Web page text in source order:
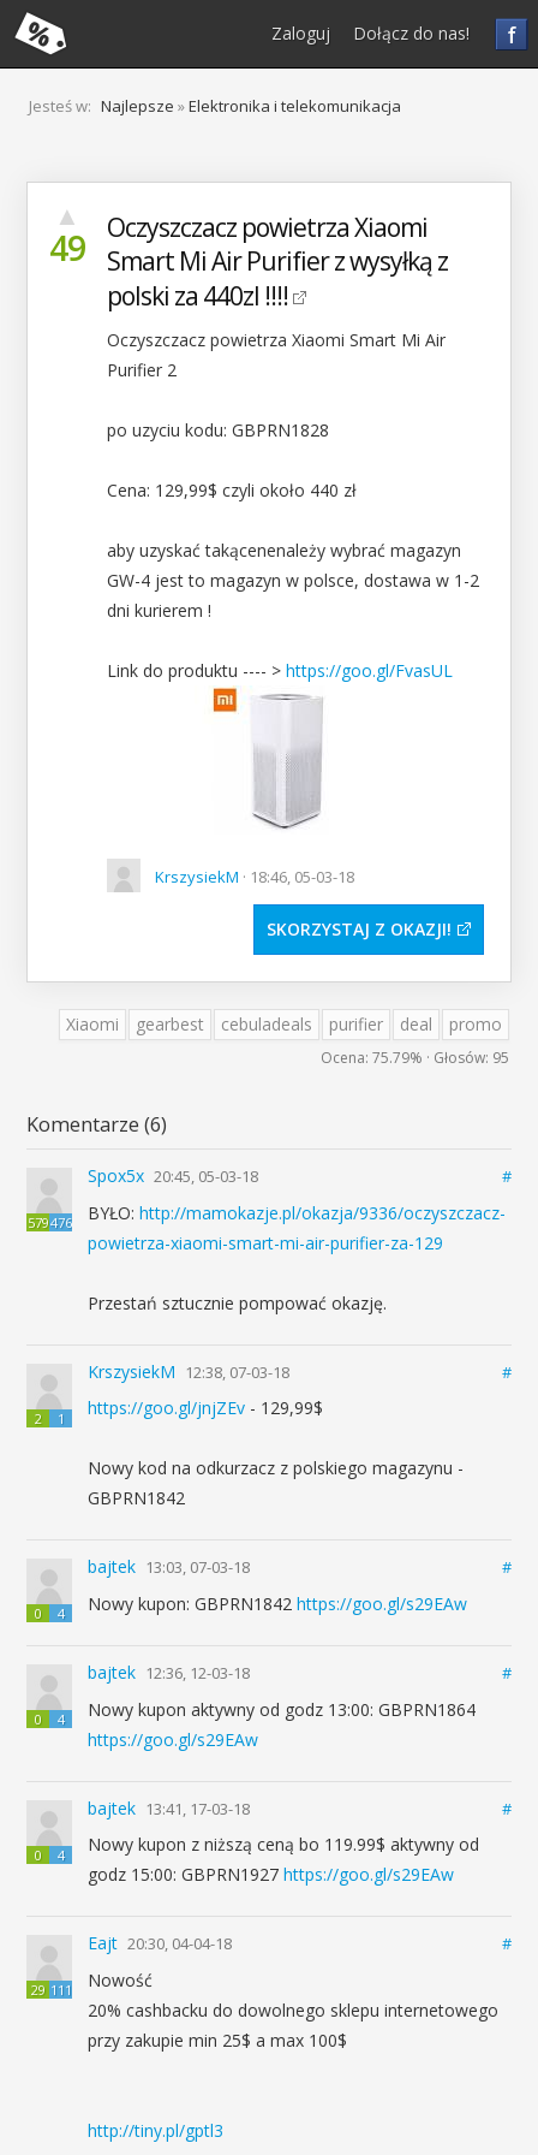
f
Zaloguj Dołącz do nas!
Jesteś w: Najlepsze »Elektronika i telekomunikacja
▲
49
Oczyszczacz powietrza Xiaomi
Smart Mi Air Purifier z wysyłką z
polski za 440zl !!!!
Oczyszczacz powietrza Xiaomi Smart Mi Air
Purifier 2
po uzyciu kodu: GBPRN1828
Cena: 129,99$ czyli około 440 zł
aby uzyskać takącenenależy wybrać magazyn
GW-4 jest to magazyn w polsce, dostawa w 1-2
dni kurierem !
Link do produktu ---- > https://goo.gl/FvasUL
KrszysiekM · 18:46, 05-03-18
SKORZYSTAJ Z OKAZJI
Xiaomi gearbest cebuladeals purifier deal promo
Ocena: 75.79% · Głosów: 95
Komentarze (6)
579476
Spox5x 20:45, 05-03-18 #
BYŁO: http://mamokazje.pl/okazja/9336/oczyszczacz-
powietrza-xiaomi-smart-mi-air-purifier-za-129
Przestań sztucznie pompować okazję.
2 1
KrszysiekM 12:38, 07-03-18 #
https://goo.gl/jnjZEv - 129,99$
Nowy kod na odkurzacz z polskiego magazynu -
GBPRN1842
0 4
bajtek 13:03, 07-03-18 #
Nowy kupon: GBPRN1842 https://goo.gl/s29EAw
0 4
bajtek 12:36, 12-03-18 #
Nowy kupon aktywny od godz 13:00: GBPRN1864
https://goo.gl/s29EAw
0 4
bajtek 13:41, 17-03-18 #
Nowy kupon z niższą ceną bo 119.99$ aktywny od
godz 15:00: GBPRN1927 https://goo.gl/s29EAw
29 111
Eajt 20:30, 04-04-18 #
Nowość
20% cashbacku do dowolnego sklepu internetowego
przy zakupie min 25$ a max 100$
http://tiny.pl/gptl3